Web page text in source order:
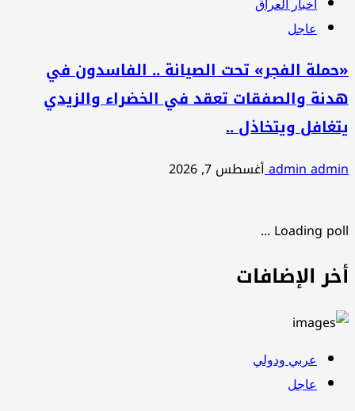
اخبار العراق
عاجل
«حملة الفجر» تحت الصيانة .. الفاسدون في
هدنة والصفقات تعقد في الخضراء والزيدي
يتغافل ويتخاذل ..
admin adminأغسطس 7, 2026
Loading poll ...
أخر الإضافات
عربي ودولي
عاجل